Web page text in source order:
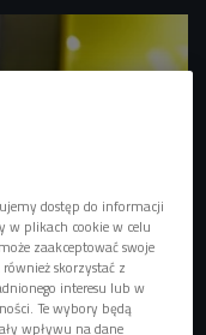
dostęp do informacji
plikach cookie w celu
zaakceptować swoje
skorzystać z
interesu lub w
Te wybory będą
wpływu na dane